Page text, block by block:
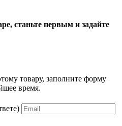
станьте первым и задайте
товару, заполните форму
время.